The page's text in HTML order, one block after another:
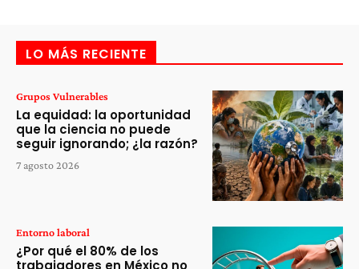
LO MÁS RECIENTE
Grupos Vulnerables
La equidad: la oportunidad
que la ciencia no puede
seguir ignorando; ¿la razón?
7 agosto 2026
Entorno laboral
¿Por qué el 80% de los